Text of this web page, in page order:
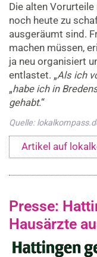
Die alten
noch heute zu
ausgeräumt sind.
machen müssen,
ja neu organisiert
entlastet. „Als ich
„habe ich in
gehabt.“
Quelle:
Artikel auf
Presse:
Hausärzte